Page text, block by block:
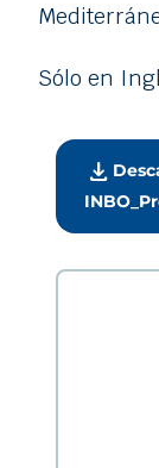
Sólo en
download